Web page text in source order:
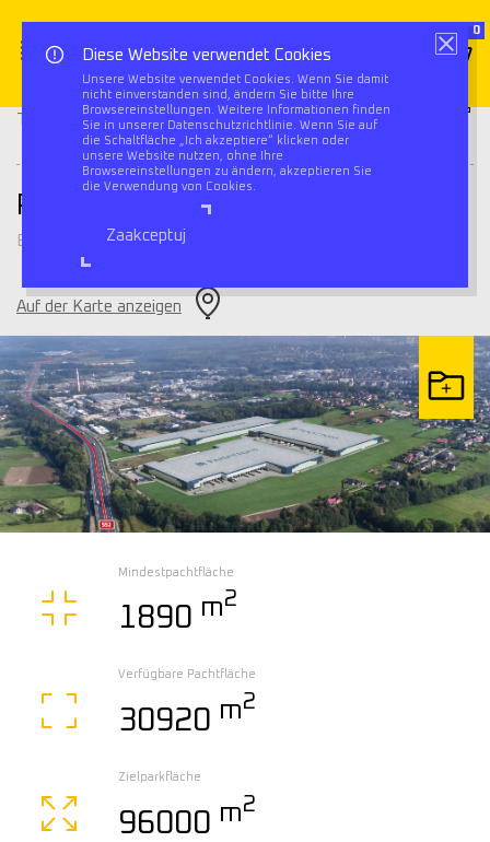
Diese Website verwendet Cookies
Unsere Website verwendet Cookies. Wenn Sie damit
nicht einverstanden sind, ändern Sie bitte Ihre
Browsereinstellungen. Weitere Informationen finden
Sie in unserer Datenschutzrichtlinie. Wenn Sie auf
die Schaltfläche „Ich akzeptiere“ klicken oder
unsere Website nutzen, ohne Ihre
Browsereinstellungen zu ändern, akzeptieren Sie
die Verwendung von Cookies.
Zaakceptuj
0
Triflow Lagerhäuser
Panattoni Park Bielsko Biała
IV
Panattoni Park Bielsko Biała IV
Bielsko-Biala
Auf der Karte anzeigen
Mindestpachtfläche
1890 m2
Verfügbare Pachtfläche
30920 m2
Zielparkfläche
96000 m2